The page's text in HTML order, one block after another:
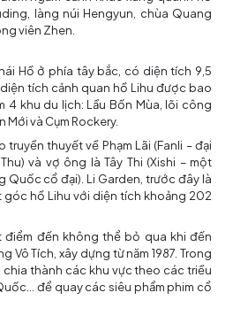
làng núi Hengyun, chùa Quang
viên Zhen.
Hồ ở phía tây bắc, có diện tích 9,5
tích cảnh quan hồ Lihu được bao
khu du lịch: Lầu Bốn Mùa, lõi công
Mới và Cụm Rockery.
thuyết về Phạm Lãi (Fanli – đại
và vợ ông là Tây Thi (Xishi – một
Quốc cổ đại). Li Garden, trước đây là
góc hồ Lihu với diện tích khoảng 202
đến không thể bỏ qua khi đến
Vô Tích, xây dựng từ năm 1987. Trong
thành các khu vực theo các triều
để quay các siêu phẩm phim cổ